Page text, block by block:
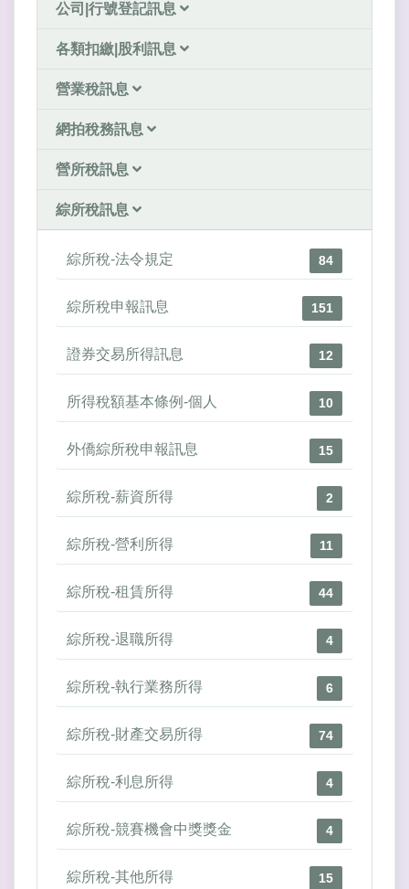
公司|行號登記訊息
各類扣繳|股利訊息
營業稅訊息
網拍稅務訊息
營所稅訊息
綜所稅訊息
綜所稅-法令規定 84
綜所稅申報訊息 151
證券交易所得訊息 12
所得稅額基本條例-個人 10
外僑綜所稅申報訊息 15
綜所稅-薪資所得 2
綜所稅-營利所得 11
綜所稅-租賃所得 44
綜所稅-退職所得 4
綜所稅-執行業務所得 6
綜所稅-財產交易所得 74
綜所稅-利息所得 4
綜所稅-競賽機會中獎獎金 4
綜所稅-其他所得 15